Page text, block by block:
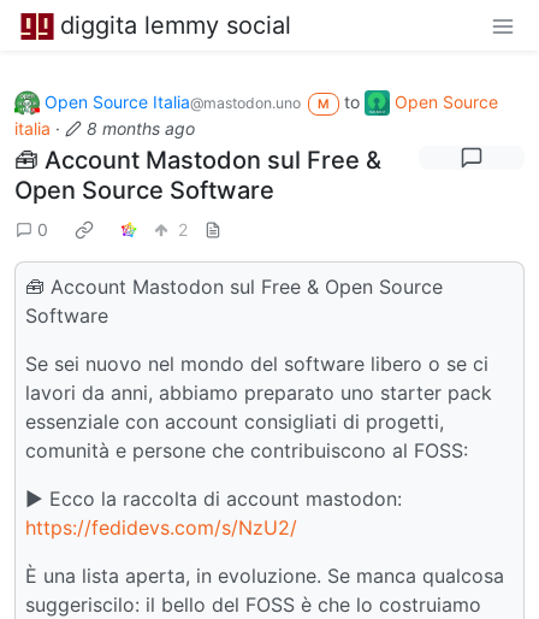
diggita lemmy social
Open Source Italia@mastodon.uno M to
Open Source
italia · 8 months ago
🧰 Account Mastodon sul Free &
Open Source Software
0 2
🧰 Account Mastodon sul Free & Open Source
Software
Se sei nuovo nel mondo del software libero o se ci
lavori da anni, abbiamo preparato uno starter pack
essenziale con account consigliati di progetti,
comunità e persone che contribuiscono al FOSS:
▶️ Ecco la raccolta di account mastodon:
https://fedidevs.com/s/NzU2/
È una lista aperta, in evoluzione. Se manca qualcosa
suggeriscilo: il bello del FOSS è che lo costruiamo